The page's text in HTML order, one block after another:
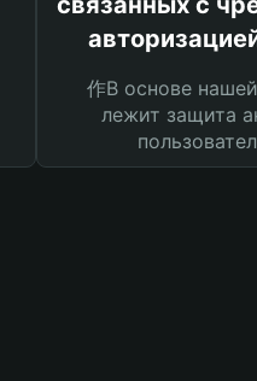
作В основе
лежит защита